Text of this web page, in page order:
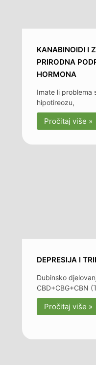
KANABINOIDI I
PRIRODNA
HORMONA
Imate li problema
hipotireozu,
Pročitaj više »
DEPRESIJA I
Dubinsko
CBD+CBG+CBN
Pročitaj više »